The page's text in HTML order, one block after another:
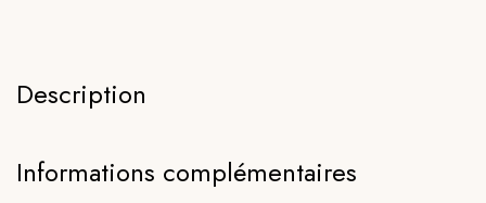
Description
Informations complémentaires